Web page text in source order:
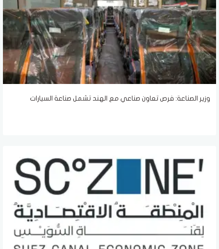
وزير الصناعة: فرص تعاون صناعي مع الهند تشمل صناعة السيارات